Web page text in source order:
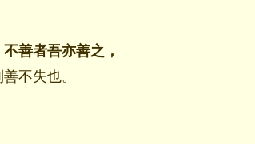
善者吾亦善之，
不失也。